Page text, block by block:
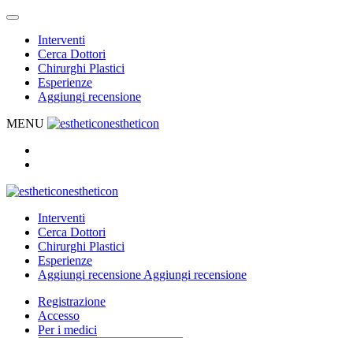
Interventi
Cerca Dottori
Chirurghi Plastici
Esperienze
Aggiungi recensione
MENU
estheticon
estheticon
Interventi
Cerca Dottori
Chirurghi Plastici
Esperienze
Aggiungi recensione Aggiungi recensione
Registrazione
Accesso
Per i medici